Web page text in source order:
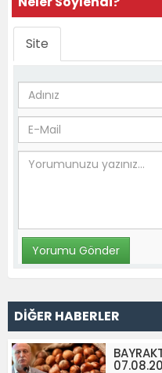
Site
DİĞER HABERLER